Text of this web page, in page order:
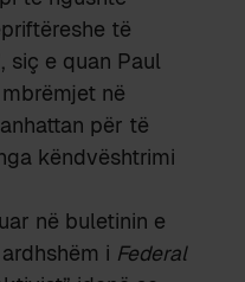
të
siç e quan Paul
në
për të
këndvështrimi
në buletinin e
i Federal